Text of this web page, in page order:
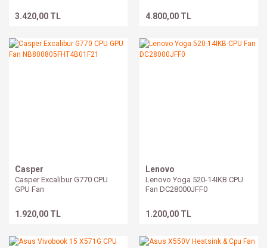
HQ23300127000
3.420,00 TL 4.800,00 TL
Casper
Casper Excalibur G770 CPU
GPU Fan
1.920,00 TL
Lenovo
Lenovo Yoga 520-14IKB CPU
Fan DC28000JFF0
1.200,00 TL